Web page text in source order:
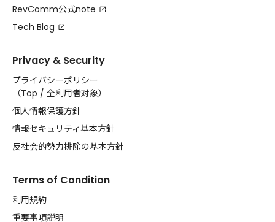
RevComm公式note
Tech Blog
Privacy & Security
プライバシーポリシー
（Top / 全利用者対象）
個人情報保護方針
情報セキュリティ基本方針
反社会的勢力排除の基本方針
Terms of Condition
利用規約
重要事項説明